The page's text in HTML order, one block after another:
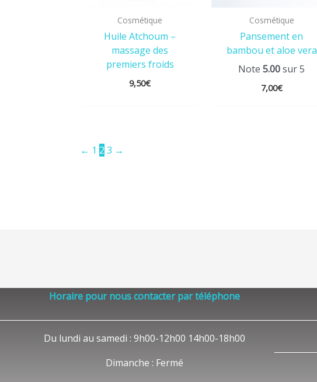
Cosmétique
Huile Atchoum –
massage des
premiers froids
9,50€
Cosmétique
Pansement en
bambou et aloe vera
Note5.00sur 5
7,00€
← 1 2 3 →
Horaire pour nous contacter par téléphone
Du lundi au samedi : 9h00-12h00 14h00-18h00
Dimanche : Fermé